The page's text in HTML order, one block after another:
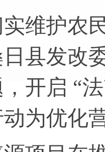
实维护农
县发改
开启 “
为优化